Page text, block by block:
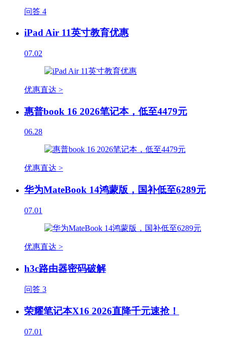
问答 4
iPad Air 11英寸教育优惠
07.02
优惠直达 >
惠普book 16 2026笔记本，低至4479元
06.28
优惠直达 >
华为MateBook 14鸿蒙版，国补低至6289元
07.01
优惠直达 >
h3c路由器密码破解
问答 3
荣耀笔记本X16 2026直降千元速抢！
07.01